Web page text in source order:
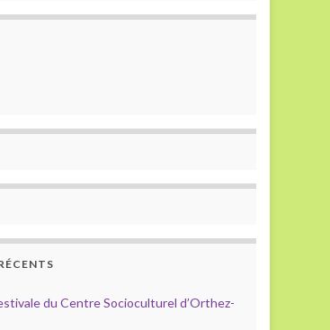
du Centre Socioculturel d’Orthez-